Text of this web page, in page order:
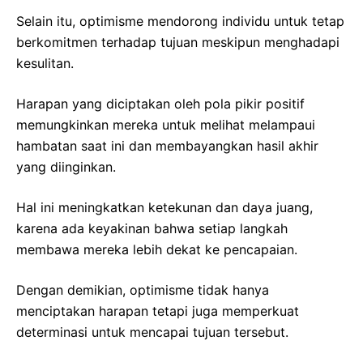
Selain itu, optimisme mendorong individu untuk tetap
berkomitmen terhadap tujuan meskipun menghadapi
kesulitan.
Harapan yang diciptakan oleh pola pikir positif
memungkinkan mereka untuk melihat melampaui
hambatan saat ini dan membayangkan hasil akhir
yang diinginkan.
Hal ini meningkatkan ketekunan dan daya juang,
karena ada keyakinan bahwa setiap langkah
membawa mereka lebih dekat ke pencapaian.
Dengan demikian, optimisme tidak hanya
menciptakan harapan tetapi juga memperkuat
determinasi untuk mencapai tujuan tersebut.